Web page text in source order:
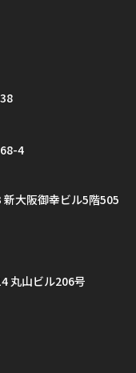
4
大阪御幸ビル5階505
丸山ビル206号